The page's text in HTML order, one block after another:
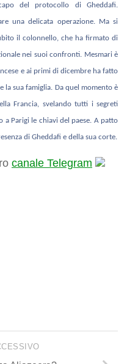
del protocollo di Gheddafi.
una delicata operazione. Ma si
il colonnello, che ha firmato di
nei suoi confronti. Mesmari è
e ai primi di dicembre ha fatto
la sua famiglia. Da quel momento è
Francia, svelando tutti i segreti
a Parigi le chiavi del paese. A patto
di Gheddafi e della sua corte.
canale Telegram